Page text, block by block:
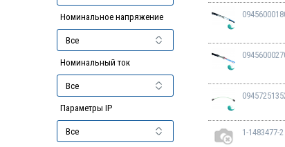
Номинальное напряжение
Номинальный ток
Параметры IP
1-1483477-2